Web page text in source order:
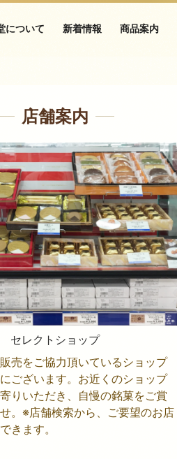
について 新着情報 商品案内
店舗案内
セレクトショップ
売をご協力頂いているショップ
ございます。お近くのショップ
りいただき、自慢の銘菓をご賞
。※店舗検索から、ご要望のお店
きます。